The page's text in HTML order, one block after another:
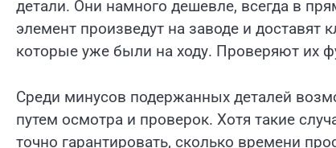
детали. Они намного дешевле, всегда в
элемент произведут на заводе и
которые уже были на ходу. Проверяют их
Среди минусов подержанных деталей
путем осмотра и проверок. Хотя такие
точно гарантировать, сколько времени